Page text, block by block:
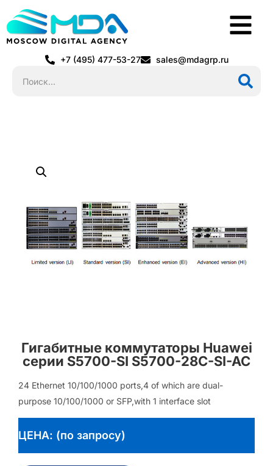
+7 (495) 477-53-27 sales@mdagrp.ru
Гигабитные коммутаторы Huawei
серии S5700-SI S5700-28C-SI-AC
24 Ethernet 10/100/1000 ports,4 of which are dual-
purpose 10/100/1000 or SFP,with 1 interface slot
ЦЕНА: (по запросу)